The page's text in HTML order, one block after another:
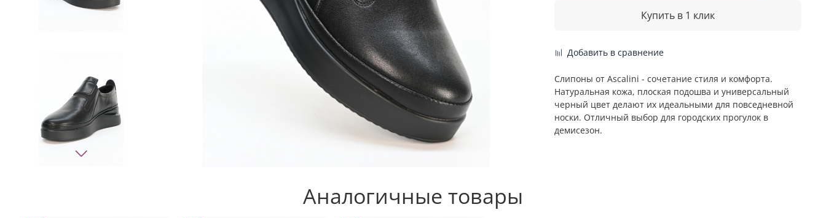
Купить в 1 клик
Добавить в сравнение
Слипоны от Ascalini - сочетание стиля и комфорта.
Натуральная кожа, плоская подошва и универсальный
черный цвет делают их идеальными для повседневной
носки. Отличный выбор для городских прогулок в
демисезон.
Аналогичные товары